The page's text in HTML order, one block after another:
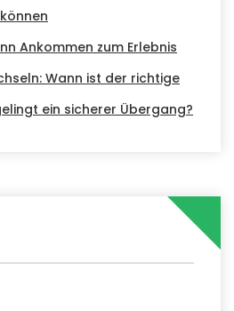
Ankommen zum Erlebnis
Wann ist der richtige
ein sicherer Übergang?